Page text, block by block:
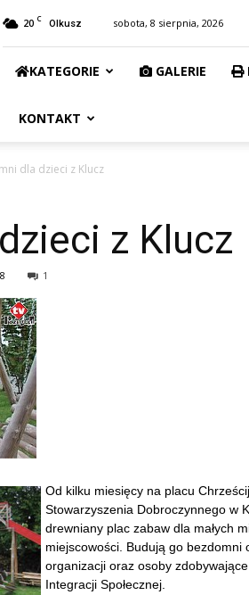
20 C Olkusz sobota, 8 sierpnia, 2026
KATEGORIE GALERIE
KONTAKT
dla dzieci z Klucz
z Klucz
1
Od kilku miesięcy na placu
Stowarzyszenia Dobroczynnego w
drewniany plac zabaw dla małych
miejscowości. Budują go bezdomni
organizacji oraz osoby
Integracji Społecznej.